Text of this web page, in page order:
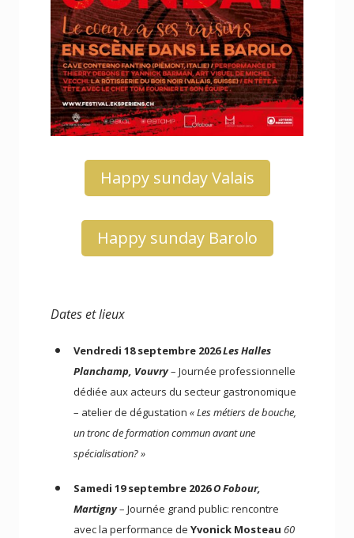
Happy sunday Valais
Happy sunday Barolo
Dates et lieux
Vendredi 18 septembre 2026Les Halles
Planchamp, Vouvry– Journée professionnelle
dédiée aux acteurs du secteur gastronomique
– atelier de dégustation« Les métiers de bouche,
un tronc de formation commun avant une
spécialisation? »
Samedi 19 septembre 2026O Fobour,
Martigny– Journée grand public: rencontre
avec la performance deYvonick Mosteau 60